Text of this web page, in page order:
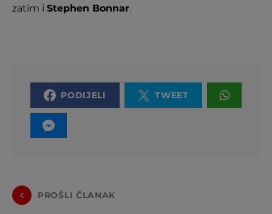
zatim i Stephen Bonnar.
PODIJELI TWEET
PROŠLI ČLANAK